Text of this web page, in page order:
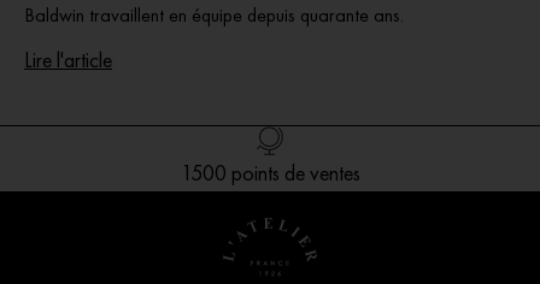
Baldwin travaillent en équipe depuis quarante ans.
Lire l'article
1500 points de ventes
Création Française
Livraison offerte en France dès 100€ d’achat
Service client